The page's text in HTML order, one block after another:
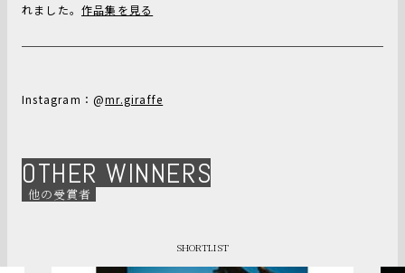
れました。 作品集を見る
Instagram：@mr.giraffe
OTHER WINNERS
他の受賞者
SHORTLIST